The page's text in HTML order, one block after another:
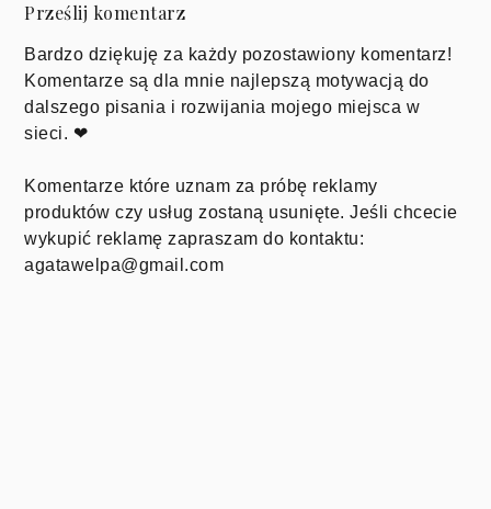
Prześlij komentarz
Bardzo dziękuję za każdy pozostawiony komentarz!
Komentarze są dla mnie najlepszą motywacją do
dalszego pisania i rozwijania mojego miejsca w
sieci. ❤
Komentarze które uznam za próbę reklamy
produktów czy usług zostaną usunięte. Jeśli chcecie
wykupić reklamę zapraszam do kontaktu:
agatawelpa@gmail.com